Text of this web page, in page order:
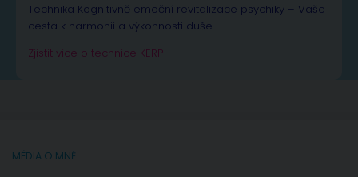
Technika Kognitivně emoční revitalizace psychiky – Vaše
cesta k harmonii a výkonnosti duše.
Zjistit více o technice KERP
MÉDIA O MNĚ